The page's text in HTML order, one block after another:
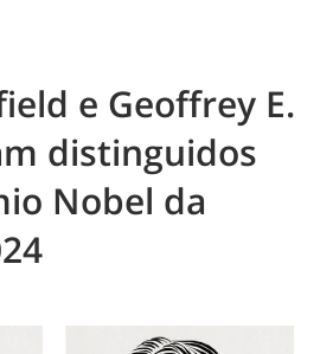
e Geoffrey E.
distinguidos
Nobel da